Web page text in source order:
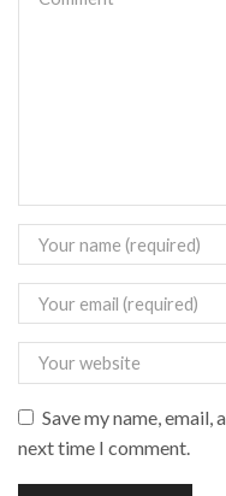
Save my name,
next time I comment.